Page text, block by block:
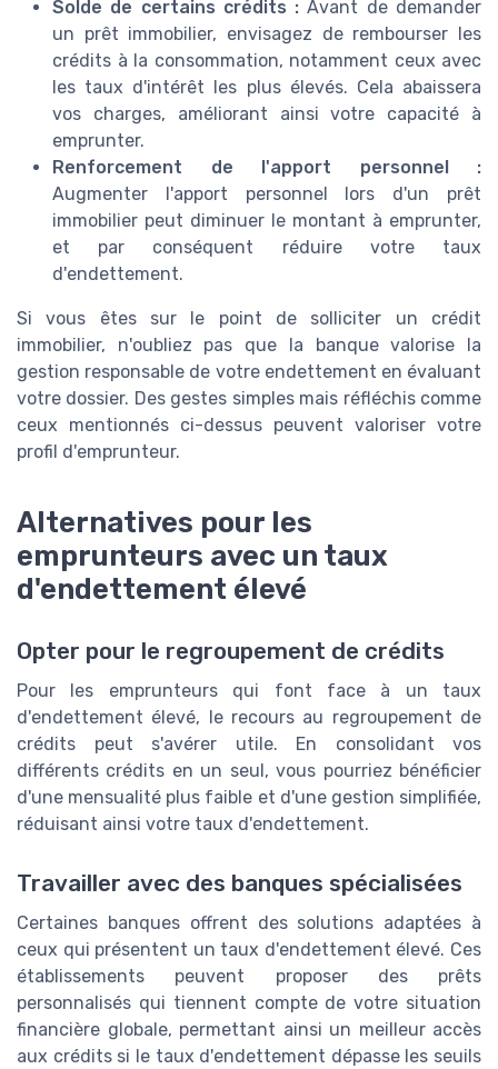
Solde de certains crédits : Avant de demander
un prêt immobilier, envisagez de rembourser les
crédits à la consommation, notamment ceux avec
les taux d'intérêt les plus élevés. Cela abaissera
vos charges, améliorant ainsi votre capacité à
emprunter.
Renforcement de l'apport personnel :
Augmenter l'apport personnel lors d'un prêt
immobilier peut diminuer le montant à emprunter,
et par conséquent réduire votre taux
d'endettement.
Si vous êtes sur le point de solliciter un crédit
immobilier, n'oubliez pas que la banque valorise la
gestion responsable de votre endettement en évaluant
votre dossier. Des gestes simples mais réfléchis comme
ceux mentionnés ci-dessus peuvent valoriser votre
profil d'emprunteur.
Alternatives pour les
emprunteurs avec un taux
d'endettement élevé
Opter pour le regroupement de crédits
Pour les emprunteurs qui font face à un taux
d'endettement élevé, le recours au regroupement de
crédits peut s'avérer utile. En consolidant vos
différents crédits en un seul, vous pourriez bénéficier
d'une mensualité plus faible et d'une gestion simplifiée,
réduisant ainsi votre taux d'endettement.
Travailler avec des banques spécialisées
Certaines banques offrent des solutions adaptées à
ceux qui présentent un taux d'endettement élevé. Ces
établissements peuvent proposer des prêts
personnalisés qui tiennent compte de votre situation
financière globale, permettant ainsi un meilleur accès
aux crédits si le taux d'endettement dépasse les seuils